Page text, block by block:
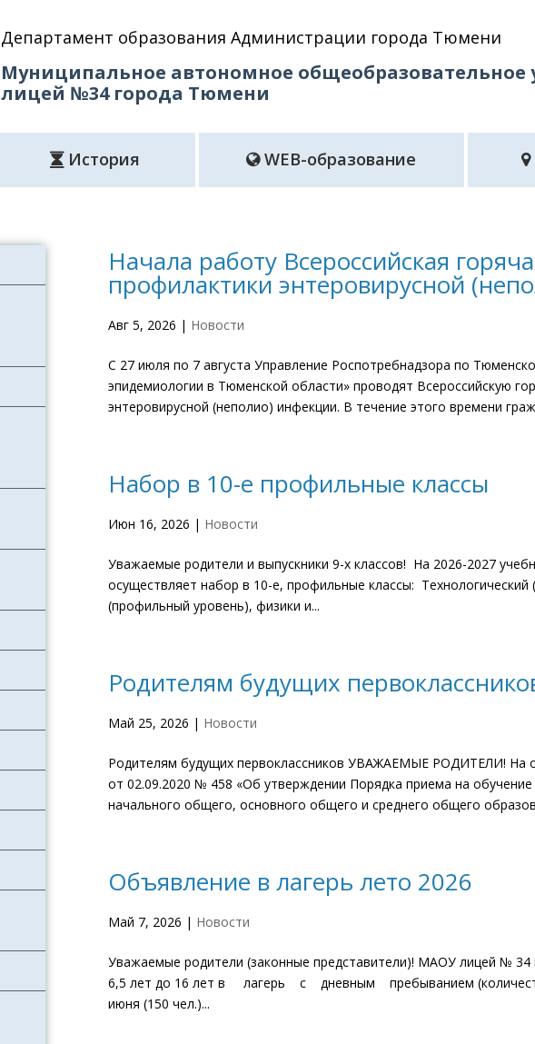
Департамент образования Администрации города Тюмени
Муниципальное автономное общеобразовательное
лицей №34 города Тюмени
История WEB-образование
Начала работу Всероссийская
профилактики энтеровирусной
Авг 5, 2026 | Новости
С 27 июля по 7 августа Управление Роспотребнадзора по
эпидемиологии в Тюменской области» проводят Всероссийскую
энтеровирусной (неполио) инфекции. В течение этого времени
Набор в 10-е профильные классы
Июн 16, 2026 | Новости
Уважаемые родители и выпускники 9-х классов! На 2026-2027
осуществляет набор в 10-е, профильные классы: Технологический
(профильный уровень), физики и...
Родителям будущих
Май 25, 2026 | Новости
Родителям будущих первоклассников УВАЖАЕМЫЕ РОДИТЕЛИ! На
от 02.09.2020 № 458 «Об утверждении Порядка приема на
начального общего, основного общего и среднего общего
Объявление в лагерь лето 2026
Май 7, 2026 | Новости
Уважаемые родители (законные представители)! МАОУ лицей №
6,5 лет до 16 лет в лагерь с дневным пребыванием
июня (150 чел.)...